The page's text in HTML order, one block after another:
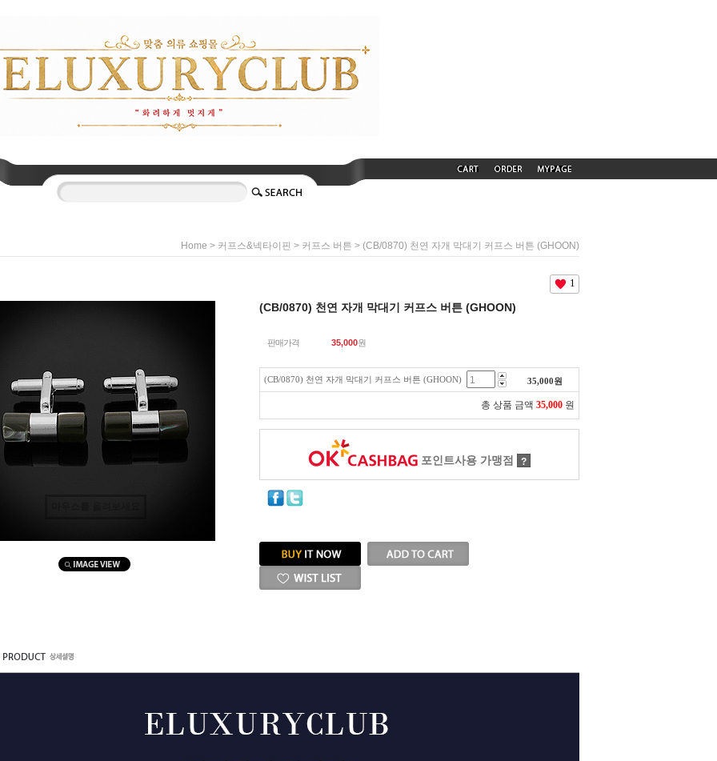
Home > 커프스&넥타이핀 > 커프스 버튼 > (CB/0870) 천연 자개 막대기 커프스 버튼 (GHOON)
1
(CB/0870) 천연 자개 막대기 커프스 버튼 (GHOON)
판매가격 35,000원
(CB/0870) 천연 자개 막대기 커프스 버튼 (GHOON) 35,000원
총 상품 금액 35,000 원
포인트사용 가맹점 ?